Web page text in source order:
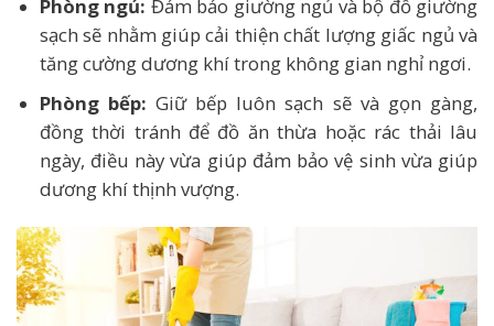
Phòng ngủ: Đảm bảo giường ngủ và bộ đồ giường
sạch sẽ nhằm giúp cải thiện chất lượng giấc ngủ và
tăng cường dương khí trong không gian nghỉ ngơi.
Phòng bếp:Giữ bếp luôn sạch sẽ và gọn gàng,
đồng thời tránh để đồ ăn thừa hoặc rác thải lâu
ngày, điều này vừa giúp đảm bảo vệ sinh vừa giúp
dương khí thịnh vượng.